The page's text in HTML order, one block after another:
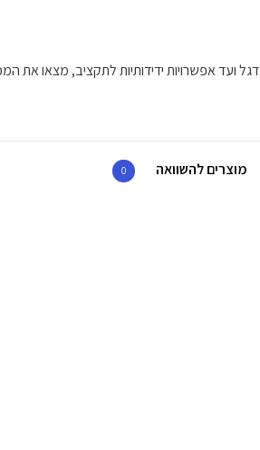
ועד אפשרויות ידידותיות לתקציב, מצאו את
מוצרים להשוואה 0